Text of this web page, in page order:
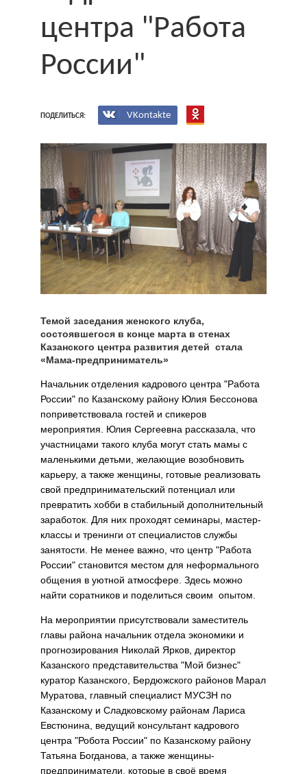
центра "Работа
России"
ПОДЕЛИТЬСЯ: VKontakte
Темой заседания женского клуба,
состоявшегося в конце марта в стенах
Казанского центра развития детей стала
«Мама-предприниматель»
Начальник отделения кадрового центра "Работа
России" по Казанскому району Юлия Бессонова
поприветствовала гостей и спикеров
мероприятия. Юлия Сергеевна рассказала, что
участницами такого клуба могут стать мамы с
маленькими детьми, желающие возобновить
карьеру, а также женщины, готовые реализовать
свой предпринимательский потенциал или
превратить хобби в стабильный дополнительный
заработок. Для них проходят семинары, мастер-
классы и тренинги от специалистов службы
занятости. Не менее важно, что центр "Работа
России" становится местом для неформального
общения в уютной атмосфере. Здесь можно
найти соратников и поделиться своим опытом.
На мероприятии присутствовали заместитель
главы района начальник отдела экономики и
прогнозирования Николай Ярков, директор
Казанского представительства "Мой бизнес"
куратор Казанского, Бердюжского районов Марал
Муратова, главный специалист МУСЗН по
Казанскому и Сладковскому районам Лариса
Евстюнина, ведущий консультант кадрового
центра "Робота России" по Казанскому району
Татьяна Богданова, а также женщины-
предприниматели, которые в своё время